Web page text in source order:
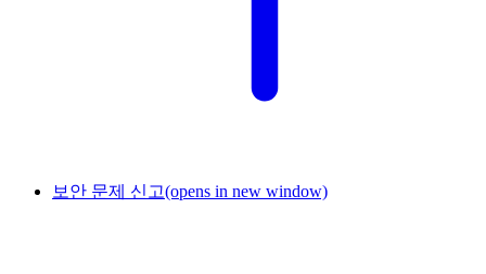
보안 문제 신고(opens in new window)